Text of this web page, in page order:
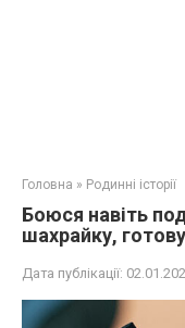
Головна » Родинні історії
Боюся навіть
шахрайку,
Дата публікації: